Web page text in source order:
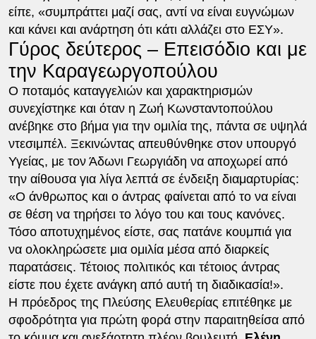
είπε, «συμπράττει μαζί σας, αντί να είναι ευγνώμων
και κάνει και ανάρτηση ότι κάτι αλλάζει στο ΕΣΥ».
Γύρος δεύτερος – Επεισόδιο και με
την Καραγεωργοπούλου
Ο ποταμός καταγγελιών και χαρακτηρισμών
συνεχίστηκε και όταν η Ζωή Κωνσταντοπούλου
ανέβηκε στο βήμα για την ομιλία της, πάντα σε υψηλά
ντεσιμπέλ. Ξεκινώντας απευθύνθηκε στον υπουργό
Υγείας, με τον Άδωνι Γεωργιάδη να αποχωρεί από
την αίθουσα για λίγα λεπτά σε ένδειξη διαμαρτυρίας:
«Ο άνθρωπος και ο άντρας φαίνεται από το να είναι
σε θέση να τηρήσει το λόγο του και τους κανόνες.
Τόσο αποτυχημένος είστε, σας πατάνε κουμπιά για
να ολοκληρώσετε μια ομιλία μέσα από διαρκείς
παρατάσεις. Τέτοιος πολιτικός και τέτοιος άντρας
είστε που έχετε ανάγκη από αυτή τη διαδικασία!».
Η πρόεδρος της Πλεύσης Ελευθερίας επιτέθηκε με
σφοδρότητα για πρώτη φορά στην παραιτηθείσα από